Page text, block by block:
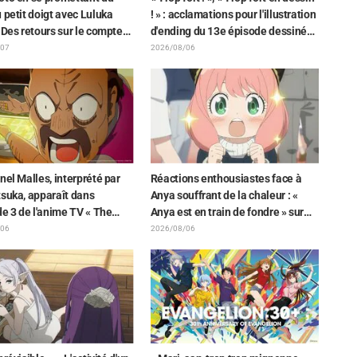
petit doigt avec Luluka
retours sur le compte
la comédienne de
Dream Stage de « Star
Precure! » : « C’est le W
! » : acclamations pour l'illustration
d'ending du 13e épisode dessinée
par Asaki Yuikawa, la comédienne
Elusive Samurai »
2026/08/06
Malles, interprété par
apparaît dans
3 de l'anime TV « The
the Shell » ! Commentaire
Réactions enthousiastes face à
Anya souffrant de la chaleur : «
Anya est en train de fondre » sur
l'illustration d'annonce de « SPY x
2026/08/06